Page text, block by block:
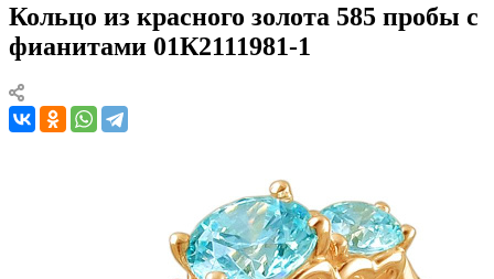
Кольцо из красного золота 585 пробы с
фианитами 01К2111981-1